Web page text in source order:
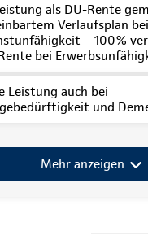
als DU-Rente
Verlaufsplan bei
– 100%
bei
Leistung auch bei
und
Mehr anzeigen